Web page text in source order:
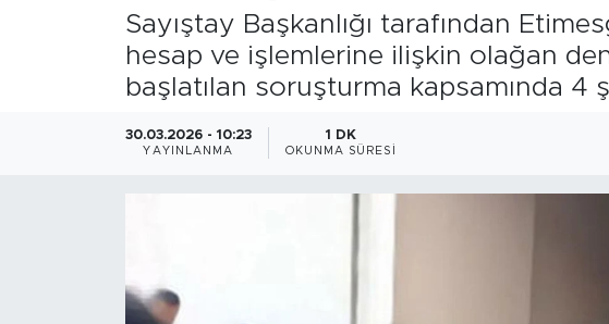
Sayıştay Başkanlığı tarafından
hesap ve işlemlerine ilişkin olağan
başlatılan soruşturma kapsamında 4
30.03.2026 - 10:23
YAYINLANMA
1 DK
OKUNMA SÜRESI
Gündem
Kültür- Sanat
Politika
Haber Arşivi